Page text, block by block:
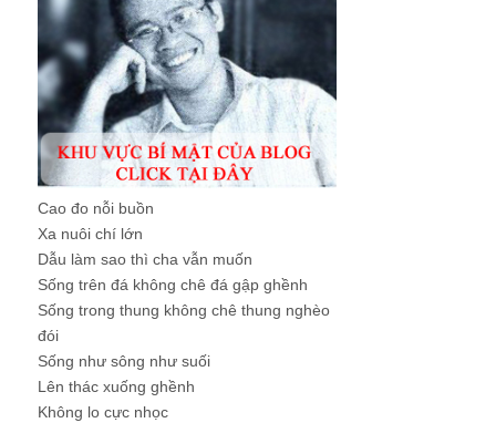
Cao đo nỗi buồn
Xa nuôi chí lớn
Dẫu làm sao thì cha vẫn muốn
Sống trên đá không chê đá gập ghềnh
Sống trong thung không chê thung nghèo
đói
Sống như sông như suối
Lên thác xuống ghềnh
Không lo cực nhọc